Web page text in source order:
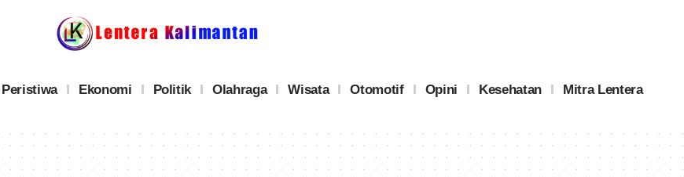
Ekonomi Politik Olahraga Wisata Otomotif Opini Kesehatan Mitra Lentera